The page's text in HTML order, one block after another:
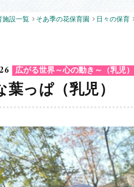
施設一覧 そあ季の花保育園 日々の保育
広がる世界～心の動き～（乳児）
葉っぱ（乳児）